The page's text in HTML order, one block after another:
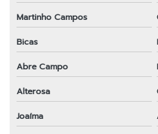
Martinho Campos
Bicas
Abre Campo
Alterosa
Joaíma